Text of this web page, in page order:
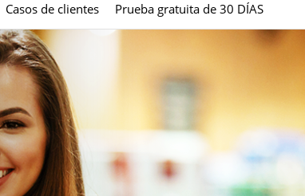
Casos de clientes Prueba gratuita de 30 DÍAS